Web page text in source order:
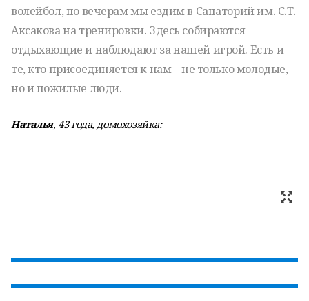
волейбол, по вечерам мы ездим в Санаторий им. С.Т.
Аксакова на тренировки. Здесь собираются
отдыхающие и наблюдают за нашей игрой. Есть и
те, кто присоединяется к нам – не только молодые,
но и пожилые люди.
Наталья, 43 года, домохозяйка: